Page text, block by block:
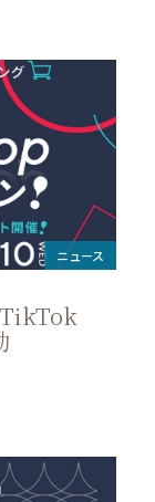
ニュース